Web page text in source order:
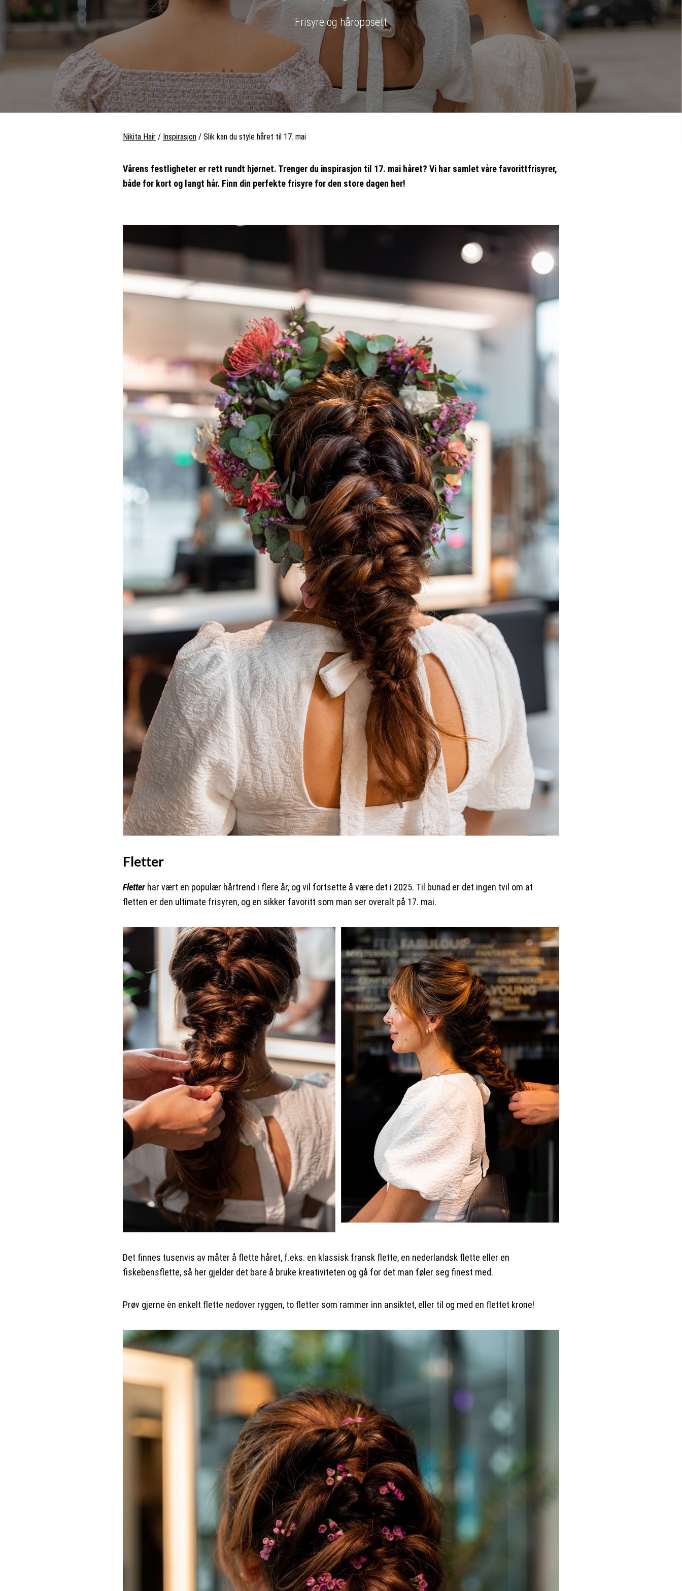
Frisyre og håroppsett
Nikita Hair / Inspirasjon / Slik kan du style håret til 17. mai
Vårens festligheter er rett rundt hjørnet. Trenger du inspirasjon til 17. mai håret? Vi har samlet våre favorittfrisyrer,
både for kort og langt hår. Finn din perfekte frisyre for den store dagen her!
Fletter
Fletter har vært en populær hårtrend i flere år, og vil fortsette å være det i 2025. Til bunad er det ingen tvil om at
fletten er den ultimate frisyren, og en sikker favoritt som man ser overalt på 17. mai.
Det finnes tusenvis av måter å flette håret, f.eks. en klassisk fransk flette, en nederlandsk flette eller en
fiskebensflette, så her gjelder det bare å bruke kreativiteten og gå for det man føler seg finest med.
Prøv gjerne èn enkelt flette nedover ryggen, to fletter som rammer inn ansiktet, eller til og med en flettet krone!